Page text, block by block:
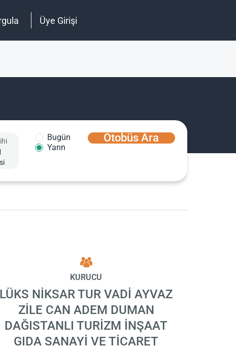
Üye Girişi
Bugün
Yarın
Otobüs Ara
KURUCU
LÜKS NİKSAR TUR VADİ AYVAZ
ZİLE CAN ADEM DUMAN
DAĞISTANLI TURİZM İNŞAAT
GIDA SANAYİ VE TİCARET